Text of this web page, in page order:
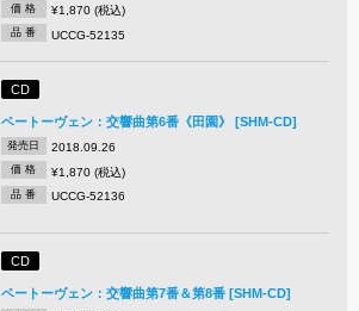
価 格 ¥1,870 (税込)
品 番 UCCG-52135
CD
ベートーヴェン：交響曲第6番《田園》 [SHM-CD]
発売日 2018.09.26
価 格 ¥1,870 (税込)
品 番 UCCG-52136
CD
ベートーヴェン：交響曲第7番＆第8番 [SHM-CD]